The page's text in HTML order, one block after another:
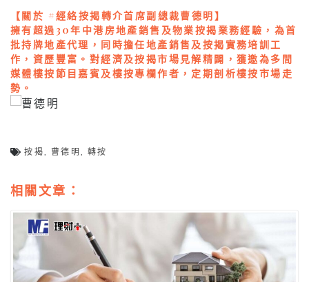
【關於 #經絡按揭轉介首席副總裁曹德明】
擁有超過30年中港房地產銷售及物業按揭業務經驗，為首
批持牌地產代理，同時擔任地產銷售及按揭實務培訓工
作，資歷豐富。對經濟及按揭市場見解精闢，獲邀為多間
媒體樓按節目嘉賓及樓按專欄作者，定期剖析樓按市場走
勢。
按揭,曹德明,轉按
相關文章：